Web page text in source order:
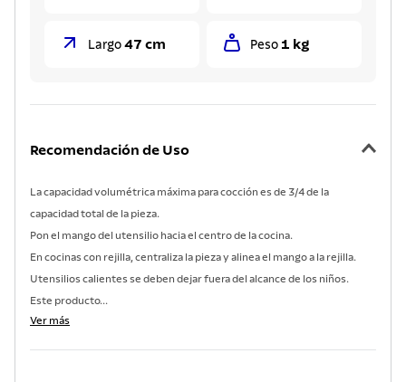
Largo 47 cm Peso 1 kg
Recomendación de Uso
La capacidad volumétrica máxima para cocción es de 3/4 de la
capacidad total de la pieza.
Pon el mango del utensilio hacia el centro de la cocina.
En cocinas con rejilla, centraliza la pieza y alinea el mango a la rejilla.
Utensilios calientes se deben dejar fuera del alcance de los niños.
Este producto...
Ver más